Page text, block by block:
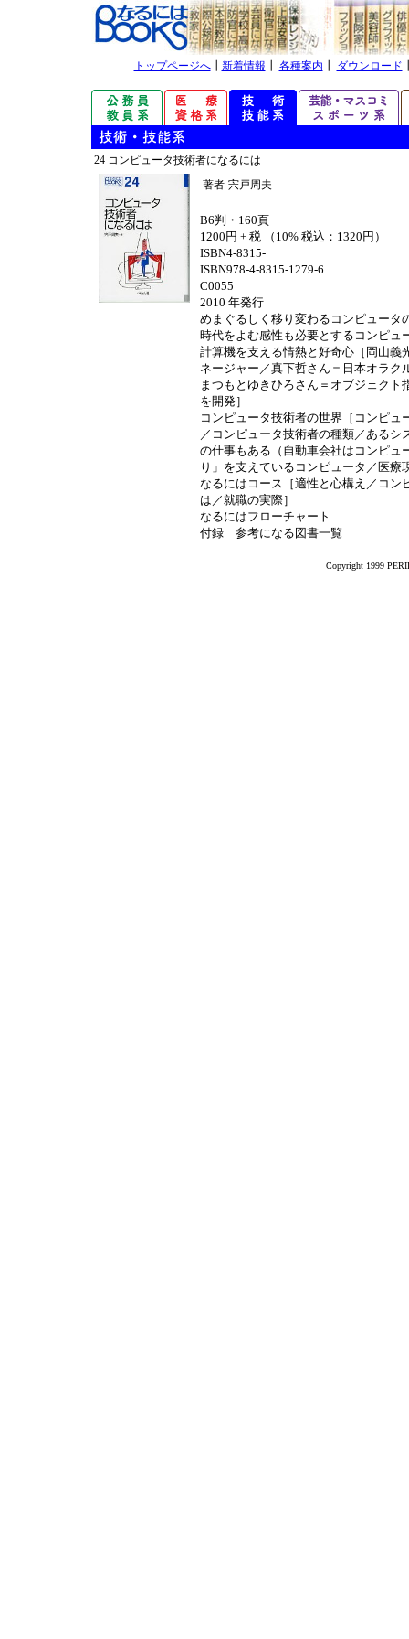
トップページへ┃ 新着情報 各種案内 ダウンロード
24 コンピュータ技術者になるには
著者 宍戸周夫
B6判・160頁
1200円 + 税 （10% 税込：1320円）
ISBN4-8315-
ISBN978-4-8315-1279-6
C0055
2010 年発行
めまぐるしく移り変わるコンピュータ
時代をよむ感性も必要とするコンピュ
計算機を支える情熱と好奇心［岡山義
ネージャー／真下哲さん＝日本オラク
まつもとゆきひろさん＝オブジェクト
を開発］
コンピュータ技術者の世界［コンピュ
／コンピュータ技術者の種類／あるシ
の仕事もある（自動車会社はコンピュ
り」を支えているコンピュータ／医療
なるにはコース［適性と心構え／コン
は／就職の実際］
なるにはフローチャート
付録 参考になる図書一覧
Copyright 1999